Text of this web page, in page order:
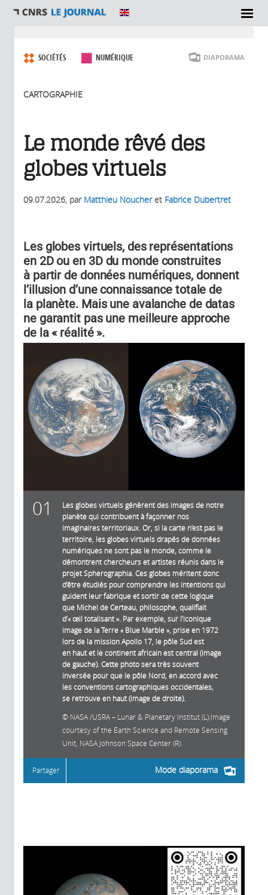
DIAPORAMA
SOCIÉTÉS NUMÉRIQUE
CARTOGRAPHIE
Le monde rêvé des
globes virtuels
09.07.2026, par Matthieu Noucheret Fabrice Dubertret
Les globes virtuels, des représentations
en 2D ou en 3D du monde construites
à partir de données numériques, donnent
l’illusion d’une connaissance totale de
la planète. Mais une avalanche de datas
ne garantit pas une meilleure approche
de la « réalité ».
01
Les globes virtuels génèrent des images de notre
planète qui contribuent à façonner nos
imaginaires territoriaux. Or, si la carte n’est pas le
territoire, les globes virtuels drapés de données
numériques ne sont pas le monde, comme le
démontrent chercheurs et artistes réunis dans le
projet Spherographia. Ces globes méritent donc
d’être étudiés pour comprendre les intentions qui
guident leur fabrique et sortir de cette logique
que Michel de Certeau, philosophe, qualifiait
d’« œil totalisant ». Par exemple, sur l’iconique
image de la Terre « Blue Marble », prise en 1972
lors de la mission Apollo 17, le pôle Sud est
en haut et le continent africain est central (image
de gauche). Cette photo sera très souvent
inversée pour que le pôle Nord, en accord avec
les conventions cartographiques occidentales,
se retrouve en haut (image de droite).
NASA /USRA – Lunar & Planetary Institut (L);Image
courtesy of the Earth Science and Remote Sensing
Unit, NASA Johnson Space Center (R)
Mode diaporama
Partager